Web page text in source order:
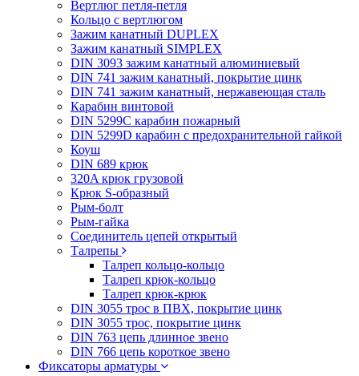
Вертлюг петля-петля
Кольцо с вертлюгом
Зажим канатный DUPLEX
Зажим канатный SIMPLEX
DIN 3093 зажим канатный алюминиевый
DIN 741 зажим канатный, покрытие цинк
DIN 741 зажим канатный, нержавеющая сталь
Карабин винтовой
DIN 5299C карабин пожарный
DIN 5299D карабин с предохранительной гайкой
Коуш
DIN 689 крюк
320A крюк грузовой
Крюк S-образный
Рым-болт
Рым-гайка
Соединитель цепей открытый
Талрепы
Талреп кольцо-кольцо
Талреп крюк-кольцо
Талреп крюк-крюк
DIN 3055 трос в ПВХ, покрытие цинк
DIN 3055 трос, покрытие цинк
DIN 763 цепь длинное звено
DIN 766 цепь короткое звено
Фиксаторы арматуры